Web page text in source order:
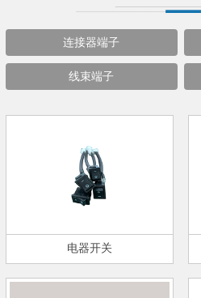
连接器端子
线束端子
电器开关